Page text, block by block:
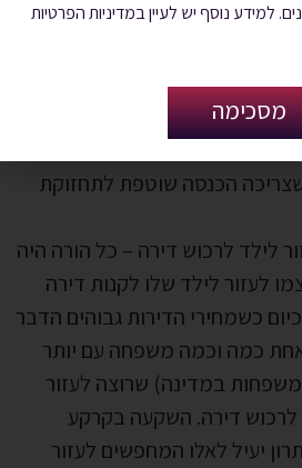
הצעירים כיוון שהיא לא
לרוב הצעירים. מדובר
של שנים כך שאותם צעירים
ייהנו ממנה לרוב בשנות ה30- 40 לחייהם . רוב
הכנסה שוטפת לתחזוקת
לילד לרכוש דירה – כל הורה היה
לעזור לילד שלו לקנות דירה
כשמחירי הדירות גבוהים הדבר
כמה וכמה משפחה עם יותר
במדינה) שרוצה לעזור
דירה. השקעה בקרקע
יעיל לאלו המחפשים לעזור
למידע נוסף יש לעיין במדיניות הפרטיות
מסכימה